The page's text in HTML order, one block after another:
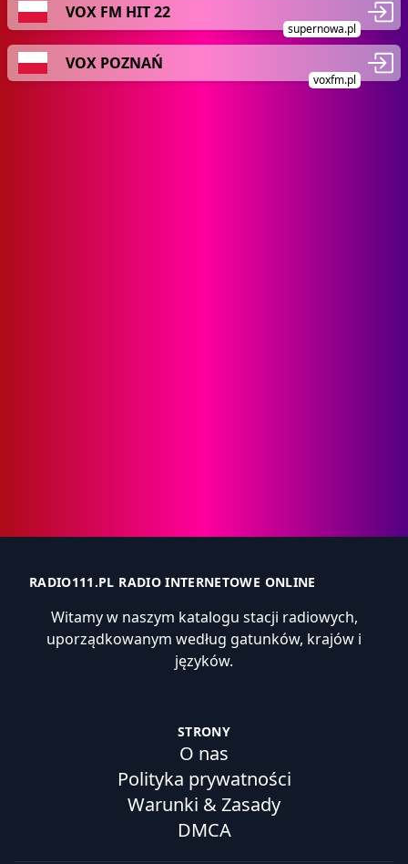
VOX FM HIT 22
supernowa.pl
VOX POZNAŃ
voxfm.pl
RADIO111.PL RADIO INTERNETOWE ONLINE
Witamy w naszym katalogu stacji radiowych,
uporządkowanym według gatunków, krajów i
języków.
STRONY
O nas
Polityka prywatności
Warunki & Zasady
DMCA